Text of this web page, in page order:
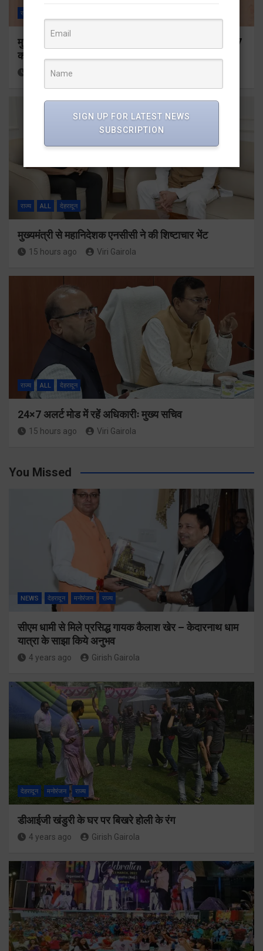
राज्य
मुख्यमंत्री ने प्रदान की विभिन्न विकास योजनाओं के लिए 1967
करोड़ की वित्तीय स्वीकृति
13 hours ago
राज्य ALL देहरादून
मुख्यमंत्री से महानिदेशक एनसीसी ने की शिष्टाचार भेंट
15 hours ago Viri Gairola
राज्य ALL देहरादून
24×7 अलर्ट मोड में रहें अधिकारीः मुख्य सचिव
15 hours ago Viri Gairola
You Missed
NEWS देहरादून मनोरंजन राज्य
सीएम धामी से मिले प्रसिद्ध गायक कैलाश खेर – केदारनाथ धाम
यात्रा के साझा किये अनुभव
4 years ago Girish Gairola
देहरादून मनोरंजन राज्य
डीआईजी खंडुरी के घर पर बिखरे होली के रंग
4 years ago Girish Gairola
SIGN UP FOR LATEST NEWS
SUBSCRIPTION